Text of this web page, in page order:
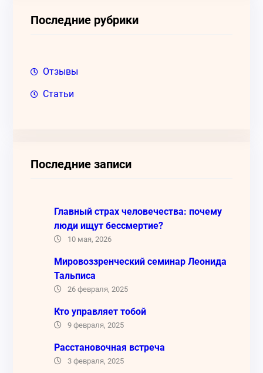
Последние рубрики
Отзывы
Статьи
Последние записи
Главный страх человечества: почему
люди ищут бессмертие?
10 мая, 2026
Мировоззренческий семинар Леонида
Тальписа
26 февраля, 2025
Кто управляет тобой
9 февраля, 2025
Расстановочная встреча
3 февраля, 2025